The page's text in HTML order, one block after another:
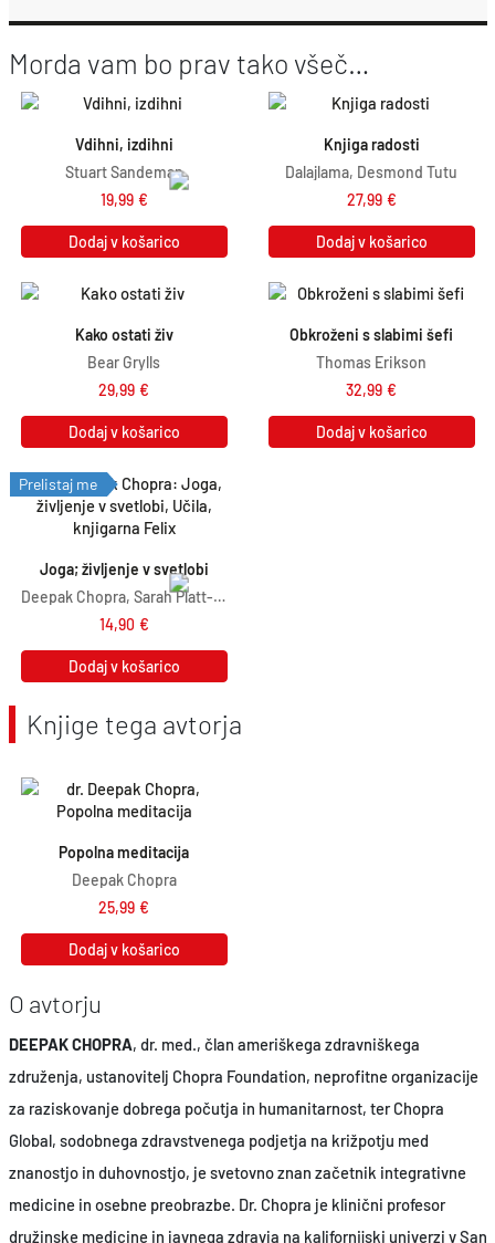
Morda vam bo prav tako všeč…
Vdihni, izdihni
Stuart Sandeman
19,99 €
Dodaj v košarico
Knjiga radosti
Dalajlama, Desmond Tutu
27,99 €
Dodaj v košarico
Kako ostati živ
Bear Grylls
29,99 €
Dodaj v košarico
Obkroženi s slabimi šefi
Thomas Erikson
32,99 €
Dodaj v košarico
Prelistaj me
Joga; življenje v svetlobi
Deepak Chopra, Sarah Platt-Finger
14,90 €
Dodaj v košarico
Knjige tega avtorja
Popolna meditacija
Deepak Chopra
25,99 €
Dodaj v košarico
O avtorju
DEEPAK CHOPRA, dr. med., član ameriškega zdravniškega
združenja, ustanovitelj Chopra Foundation, neprofitne organizacije
za raziskovanje dobrega počutja in humanitarnost, ter Chopra
Global, sodobnega zdravstvenega podjetja na križpotju med
znanostjo in duhovnostjo, je svetovno znan začetnik integrativne
medicine in osebne preobrazbe. Dr. Chopra je klinični profesor
družinske medicine in javnega zdravja na kalifornijski univerzi v San